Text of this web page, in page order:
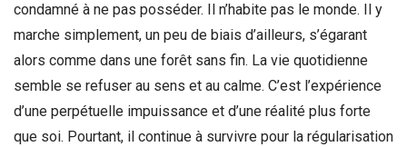
condamné à ne pas posséder. Il n’habite pas le monde. Il y
marche simplement, un peu de biais d’ailleurs, s’égarant
alors comme dans une forêt sans fin. La vie quotidienne
semble se refuser au sens et au calme. C’est l’expérience
d’une perpétuelle impuissance et d’une réalité plus forte
que soi. Pourtant, il continue à survivre pour la régularisation